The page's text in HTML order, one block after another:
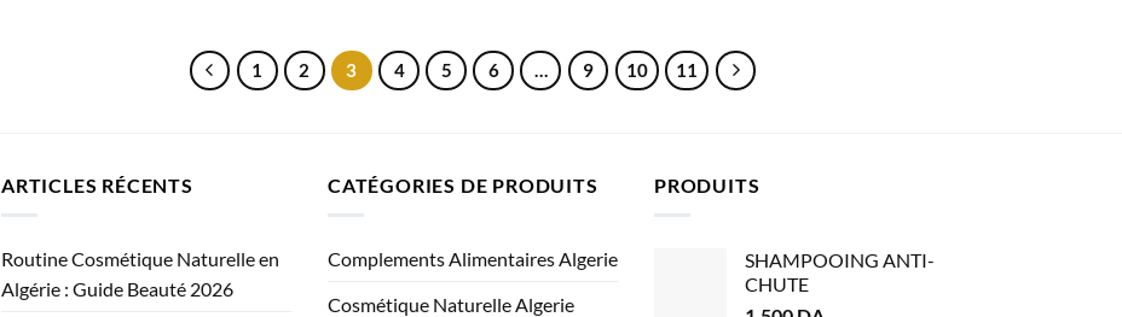
1 2 3 4 5 6 … 9 10 11
ARTICLES RÉCENTS
Routine Cosmétique Naturelle en
Algérie : Guide Beauté 2026
CATÉGORIES DE PRODUITS
Complements Alimentaires Algerie
Cosmétique Naturelle Algerie
PRODUITS
SHAMPOOING ANTI-
CHUTE